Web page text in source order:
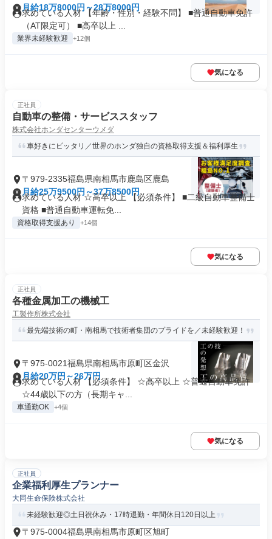
月給18万8000円～28万8000円
求めている人材 【年齢・性別・経験不問】 ■普通自動車免許
（AT限定可） ■高卒以上 ...
業界未経験歓迎 +12個
気になる
正社員
自動車の整備・サービススタッフ
株式会社ホンダセンターウメダ
車好きにピッタリ／世界のホンダ独自の資格取得支援＆福利厚生
〒979-2335福島県南相馬市鹿島区鹿島
月給25万9500円～37万8500円
求めている人材 ☆高卒以上 【必須条件】 ■二級自動車整備士
資格 ■普通自動車運転免...
資格取得支援あり +14個
気になる
正社員
各種金属加工の機械工
工製作所株式会社
最先端技術の町・南相馬で技術者集団のプライドを／未経験歓迎！
〒975-0021福島県南相馬市原町区金沢
月給20万円～26万円
求めている人材 【必須条件】 ☆高卒以上 ☆普通自動車免許
☆44歳以下の方（長期キャ...
車通勤OK +4個
気になる
正社員
企業福利厚生プランナー
大同生命保険株式会社
未経験歓迎◎土日祝休み・17時退勤・年間休日120日以上
〒975-0004福島県南相馬市原町区旭町